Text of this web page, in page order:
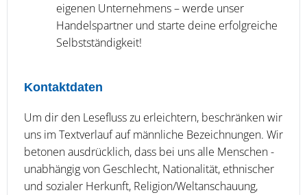
eigenen Unternehmens – werde unser
Handelspartner und starte deine erfolgreiche
Selbstständigkeit!
Kontaktdaten
Um dir den Lesefluss zu erleichtern, beschränken wir
uns im Textverlauf auf männliche Bezeichnungen. Wir
betonen ausdrücklich, dass bei uns alle Menschen -
unabhängig von Geschlecht, Nationalität, ethnischer
und sozialer Herkunft, Religion/Weltanschauung,